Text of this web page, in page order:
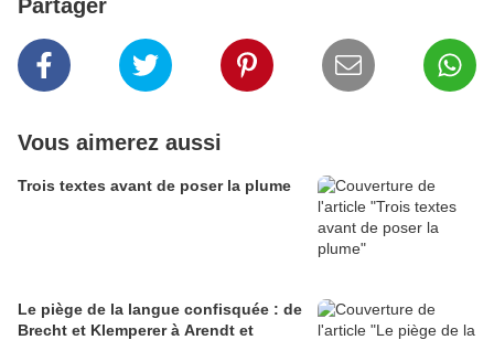
Partager
Vous aimerez aussi
Trois textes avant de poser la plume
Le piège de la langue confisquée : de
Brecht et Klemperer à Arendt et